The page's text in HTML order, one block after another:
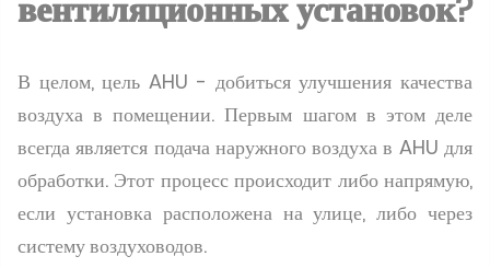
В целом, цель AHU - добиться улучшения качества
воздуха в помещении. Первым шагом в этом деле
всегда является подача наружного воздуха в AHU для
обработки. Этот процесс происходит либо напрямую,
если установка расположена на улице, либо через
систему воздуховодов.